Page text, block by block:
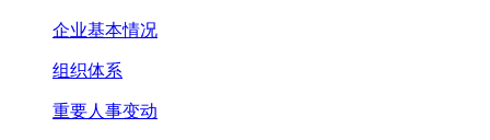
企业基本情况
组织体系
重要人事变动